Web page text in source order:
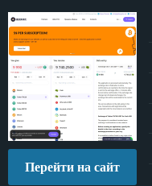
Перейти на сайт